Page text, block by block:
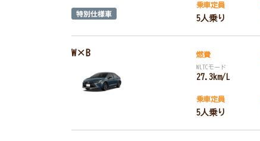
乗車定員
5人乗り
W×B 燃費
WLTCモード
27.3km/L
乗車定員
5人乗り